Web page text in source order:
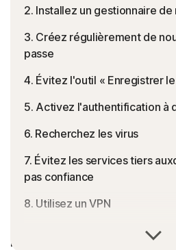
2. Installez un gestionnaire
3. Créez régulièrement de
passe
4. Évitez l'outil « Enregistrer
5. Activez l'authentification à
6. Recherchez les virus
7. Évitez les services tiers
pas confiance
8. Utilisez un VPN
9. Créez des questions de
ligne, de faire des achats ou de